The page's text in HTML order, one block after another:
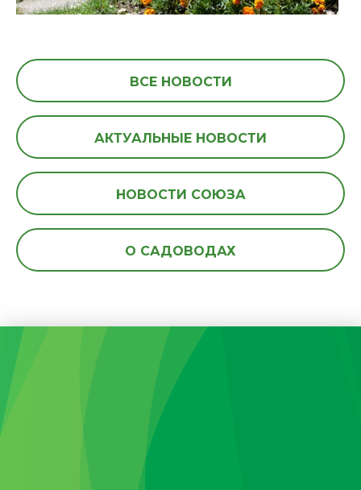
ВСЕ НОВОСТИ
АКТУАЛЬНЫЕ НОВОСТИ
НОВОСТИ СОЮЗА
О САДОВОДАХ